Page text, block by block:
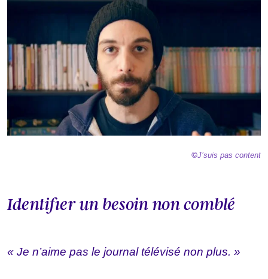
©J’suis pas content
Identifier un besoin non comblé
« Je n’aime pas le journal télévisé non plus. »